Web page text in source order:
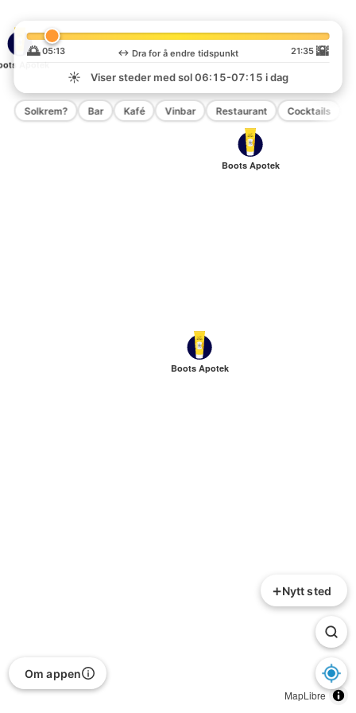
Boots Apotek
Boots Apotek
Apotek
MapLibre
+Nytt sted
🌅 05:13 ↔️ Dra for å endre tidspunkt 21:35 🌇
☀️
Viser steder med sol06:15-07:15 i dag
Solkrem? Bar Kafé Vinbar Restaurant Cocktails
Om appen